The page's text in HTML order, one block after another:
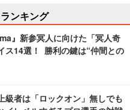
ンキング
』新参冥人に向けた「冥人奇
ス14選！ 勝利の鍵は“仲間との
級者は「ロックオン」無しでも